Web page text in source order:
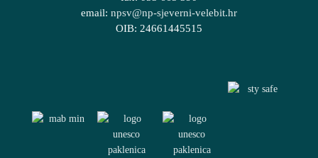
email: npsv@np-sjeverni-velebit.hr
OIB: 24661445515